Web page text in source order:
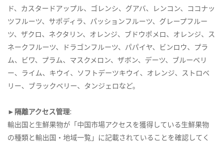
ド、カスタードアップル、ゴレンシ、グアバ、レンコン、ココナッ
ツフルーツ、サポディラ、パッションフルーツ、グレープフルー
ツ、ザクロ、ネクタリン、オレンジ、ブドウポメロ、オレンジ、ス
ネークフルーツ、ドラゴンフルーツ、パパイヤ、ビンロウ、プラ
ム、ビワ、プラム、マスクメロン、ザボン、デーツ、ブルーベリ
ー、ライム、キウイ、ソフトデーツキウイ、オレンジ、ストロベ
リー、ブラックベリー、タンジェロなど。
►隔離アクセス管理:
輸出国と生鮮果物が「中国市場アクセスを獲得している生鮮果物
の種類と輸出国・地域一覧」に記載されていることを確認してく